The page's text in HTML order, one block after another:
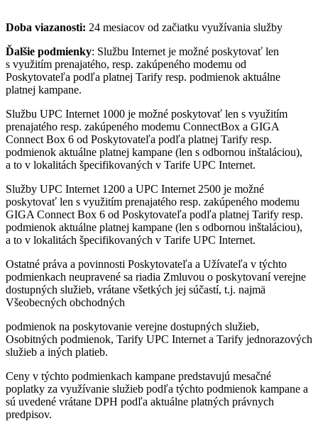
Doba viazanosti: 24 mesiacov od začiatku využívania služby
Ďalšie podmienky: Službu Internet je možné poskytovať len
s využitím prenajatého, resp. zakúpeného modemu od
Poskytovateľa podľa platnej Tarify resp. podmienok aktuálne
platnej kampane.
Službu UPC Internet 1000 je možné poskytovať len s využitím
prenajatého resp. zakúpeného modemu ConnectBox a GIGA
Connect Box 6 od Poskytovateľa podľa platnej Tarify resp.
podmienok aktuálne platnej kampane (len s odbornou inštaláciou),
a to v lokalitách špecifikovaných v Tarife UPC Internet.
Služby UPC Internet 1200 a UPC Internet 2500 je možné
poskytovať len s využitím prenajatého resp. zakúpeného modemu
GIGA Connect Box 6 od Poskytovateľa podľa platnej Tarify resp.
podmienok aktuálne platnej kampane (len s odbornou inštaláciou),
a to v lokalitách špecifikovaných v Tarife UPC Internet.
Ostatné práva a povinnosti Poskytovateľa a Užívateľa v týchto
podmienkach neupravené sa riadia Zmluvou o poskytovaní verejne
dostupných služieb, vrátane všetkých jej súčastí, t.j. najmä
Všeobecných obchodných
podmienok na poskytovanie verejne dostupných služieb,
Osobitných podmienok, Tarify UPC Internet a Tarify jednorazových
služieb a iných platieb.
Ceny v týchto podmienkach kampane predstavujú mesačné
poplatky za využívanie služieb podľa týchto podmienok kampane a
sú uvedené vrátane DPH podľa aktuálne platných právnych
predpisov.